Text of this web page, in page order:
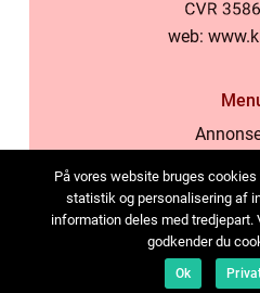
web:
På vores website bruges
statistik og personalisering af
information deles med
godkender du
Ok